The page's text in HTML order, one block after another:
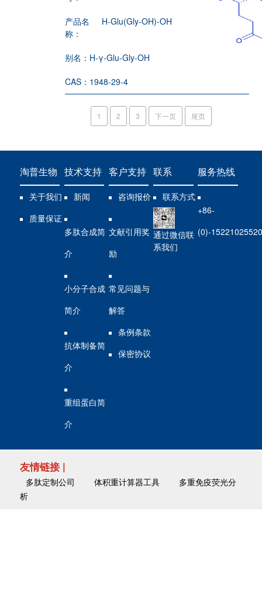
产品名
称：
H-Glu(Gly-OH)-OH
别名： H-γ-Glu-Gly-OH
CAS： 1948-29-4
1 2 3 下一页 尾页
淘普生物
关于我们
质量保证
技术支持
新闻
多肽合成简
介
小分子合成
简介
抗体制备简
介
重组蛋白简
介
客户支持
咨询报价
文献引用奖
励
常见问题与
解答
条例条款
保密协议
联系
联系方式
通过微信联
系我们
服务热线
+86-
(0)-
友情链接 |
多肽定制公司 体积重计算器工具 多重免疫荧光分
析